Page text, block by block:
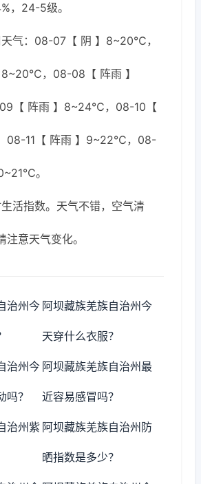
，24-5级。
气：08-07【 阴 】8~20℃，
，08-08【 阵雨 】
【 阵雨 】8~24℃，08-10【
08-11【 阵雨 】9~22℃，08-
。
活指数。天气不错，空气清
意天气变化。
治州今 阿坝藏族羌族自治州今
天穿什么衣服？
治州今
吗？
阿坝藏族羌族自治州最
近容易感冒吗？
治州紫 阿坝藏族羌族自治州防
晒指数是多少？